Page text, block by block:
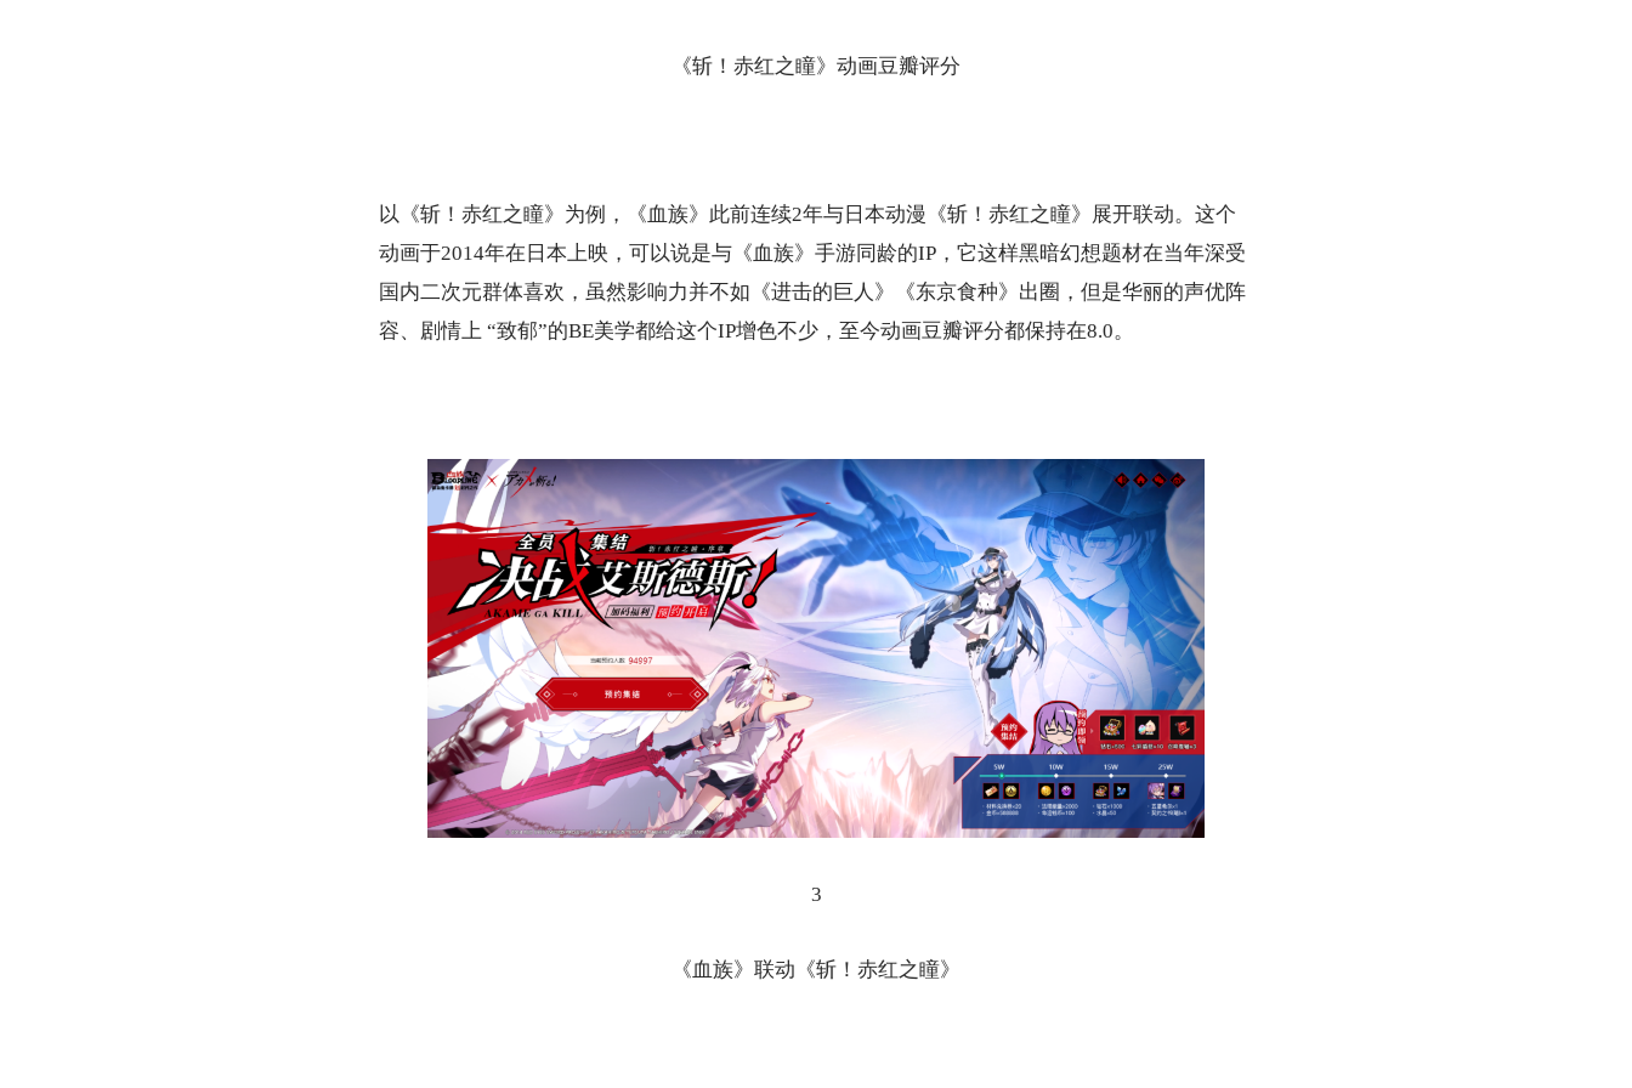
《斩！赤红之瞳》动画豆瓣评分
以《斩！赤红之瞳》为例，《血族》此前连续2年与日本动漫《斩！赤红之瞳》展开联动。这个
动画于2014年在日本上映，可以说是与《血族》手游同龄的IP ，它这样黑暗幻想题材在当年深受
国内二次元群体喜欢，虽然影响力并不如《进击的巨人》《东京食种》出圈，但是华丽的声优阵
容、剧情上 “致郁”的BE美学都给这个IP增色不少，至今动画豆瓣评分都保持在8.0。
3
《血族》联动《斩！赤红之瞳》